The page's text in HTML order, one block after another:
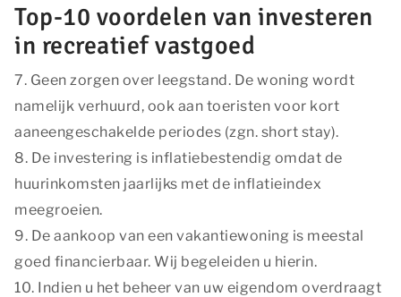
Top-10 voordelen van investeren
in recreatief vastgoed
7. Geen zorgen over leegstand. De woning wordt
namelijk verhuurd, ook aan toeristen voor kort
aaneengeschakelde periodes (zgn. short stay).
8. De investering is inflatiebestendig omdat de
huurinkomsten jaarlijks met de inflatieindex
meegroeien.
9. De aankoop van een vakantiewoning is meestal
goed financierbaar. Wij begeleiden u hierin.
10. Indien u het beheer van uw eigendom overdraagt